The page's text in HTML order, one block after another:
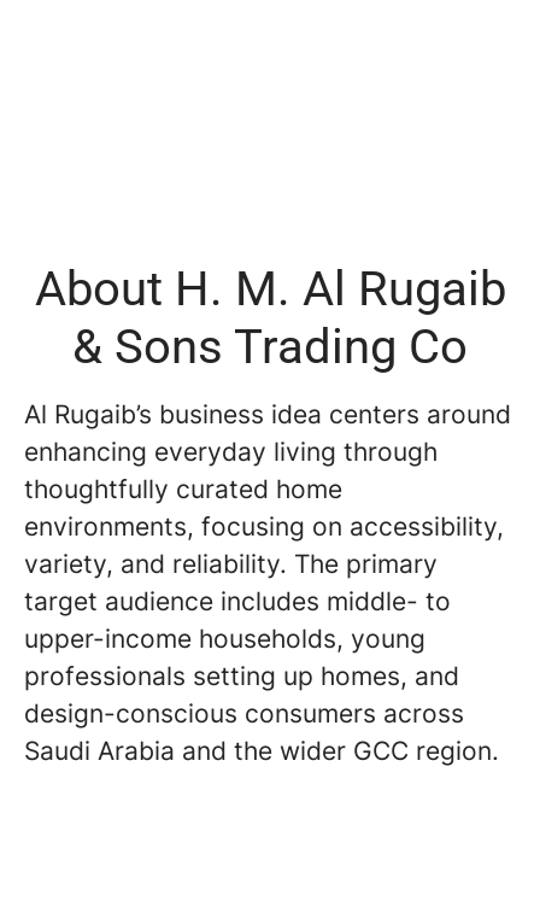
About H. M. Al Rugaib
& Sons Trading Co
Al Rugaib’s business idea centers around
enhancing everyday living through
thoughtfully curated home
environments, focusing on accessibility,
variety, and reliability. The primary
target audience includes middle- to
upper-income households, young
professionals setting up homes, and
design-conscious consumers across
Saudi Arabia and the wider GCC region.